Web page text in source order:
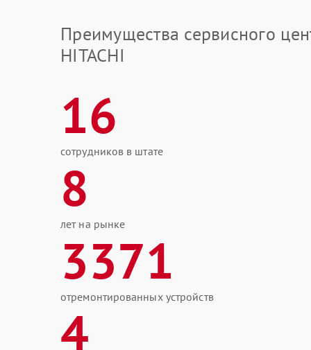
Преимущества сервисного
HITACHI
16
сотрудников в штате
8
лет на рынке
3371
отремонтированных устройств
4